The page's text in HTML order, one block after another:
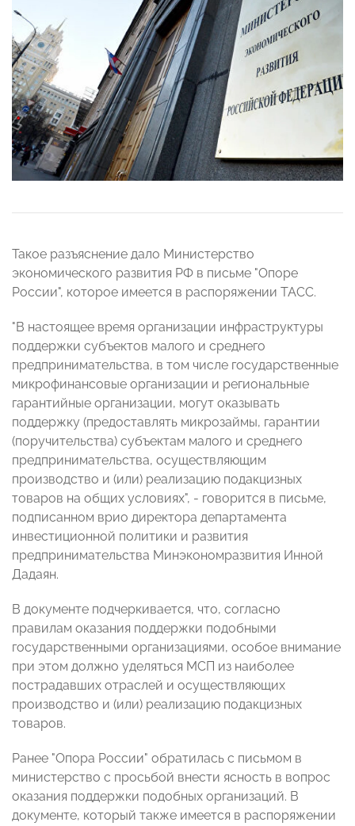
Такое разъяснение дало Министерство
экономического развития РФ в письме "Опоре
России", которое имеется в распоряжении ТАСС.
"В настоящее время организации инфраструктуры
поддержки субъектов малого и среднего
предпринимательства, в том числе государственные
микрофинансовые организации и региональные
гарантийные организации, могут оказывать
поддержку (предоставлять микрозаймы, гарантии
(поручительства) субъектам малого и среднего
предпринимательства, осуществляющим
производство и (или) реализацию подакцизных
товаров на общих условиях", - говорится в письме,
подписанном врио директора департамента
инвестиционной политики и развития
предпринимательства Минэкономразвития Инной
Дадаян.
В документе подчеркивается, что, согласно
правилам оказания поддержки подобными
государственными организациями, особое внимание
при этом должно уделяться МСП из наиболее
пострадавших отраслей и осуществляющих
производство и (или) реализацию подакцизных
товаров.
Ранее "Опора России" обратилась с письмом в
министерство с просьбой внести ясность в вопрос
оказания поддержки подобных организаций. В
документе, который также имеется в распоряжении